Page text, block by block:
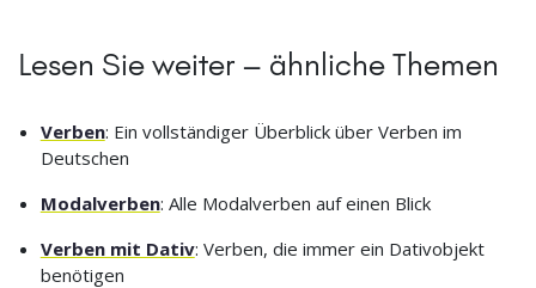
Lesen Sie weiter – ähnliche Themen
Verben: Ein vollständiger Überblick über Verben im
Deutschen
Modalverben: Alle Modalverben auf einen Blick
Verben mit Dativ: Verben, die immer ein Dativobjekt
benötigen